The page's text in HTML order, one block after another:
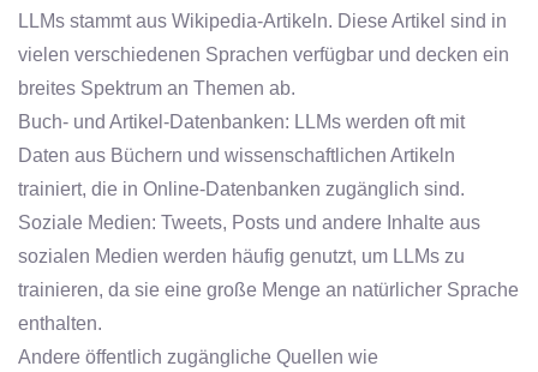
LLMs stammt aus Wikipedia-Artikeln. Diese Artikel sind in
vielen verschiedenen Sprachen verfügbar und decken ein
breites Spektrum an Themen ab.
Buch- und Artikel-Datenbanken: LLMs werden oft mit
Daten aus Büchern und wissenschaftlichen Artikeln
trainiert, die in Online-Datenbanken zugänglich sind.
Soziale Medien: Tweets, Posts und andere Inhalte aus
sozialen Medien werden häufig genutzt, um LLMs zu
trainieren, da sie eine große Menge an natürlicher Sprache
enthalten.
Andere öffentlich zugängliche Quellen wie